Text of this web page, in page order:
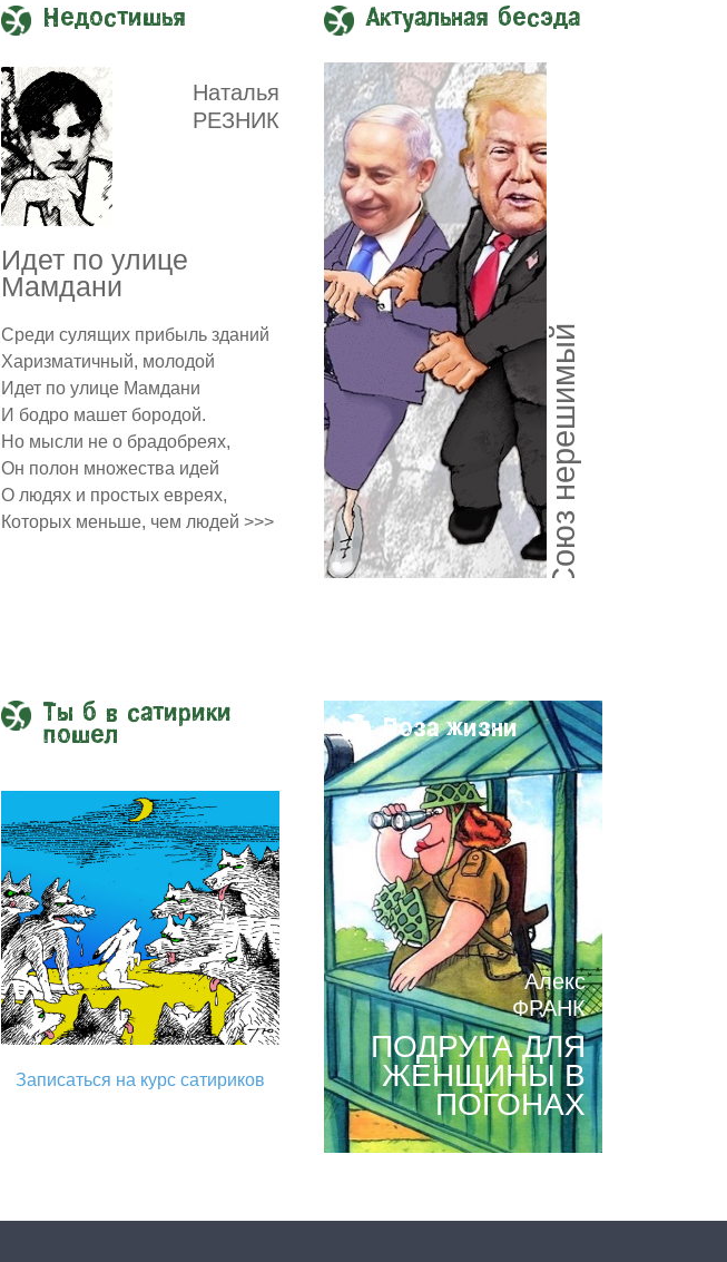
Недостишья
Наталья
РЕЗНИК
Идет по улице
Мамдани
Среди сулящих прибыль зданий
Харизматичный, молодой
Идет по улице Мамдани
И бодро машет бородой.
Но мысли не о брадобреях,
Он полон множества идей
О людях и простых евреях,
Которых меньше, чем людей >>>
Актуальная бесэда
Союз нерешимый
Ты б в сатирики
пошел
Записаться на курс сатириков
Поза жизни
Алекс
ФРАНК
ПОДРУГА ДЛЯ
ЖЕНЩИНЫ В
ПОГОНАХ